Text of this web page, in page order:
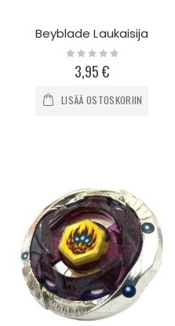
Beyblade Laukaisija
Rating:
0%3,95 €
LISÄÄ OSTOSKORIIN